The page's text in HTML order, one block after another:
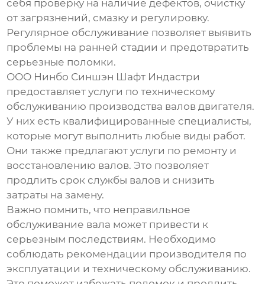
себя проверку на наличие дефектов, очистку
от загрязнений, смазку и регулировку.
Регулярное обслуживание позволяет выявить
проблемы на ранней стадии и предотвратить
серьезные поломки.
ООО Нинбо Синшэн Шафт Индастри
предоставляет услуги по техническому
обслуживанию производства валов двигателя.
У них есть квалифицированные специалисты,
которые могут выполнить любые виды работ.
Они также предлагают услуги по ремонту и
восстановлению валов. Это позволяет
продлить срок службы валов и снизить
затраты на замену.
Важно помнить, что неправильное
обслуживание вала может привести к
серьезным последствиям. Необходимо
соблюдать рекомендации производителя по
эксплуатации и техническому обслуживанию.